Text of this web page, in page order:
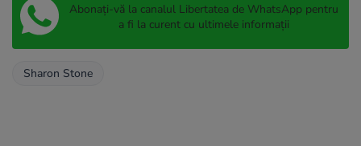
Abonați-vă la canalul Libertatea de WhatsApp pentru
a fi la curent cu ultimele informații
Sharon Stone